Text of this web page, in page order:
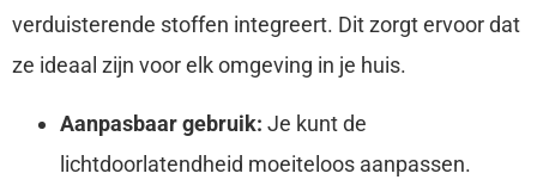
verduisterende stoffen integreert. Dit zorgt ervoor dat
ze ideaal zijn voor elk omgeving in je huis.
Aanpasbaar gebruik: Je kunt de
lichtdoorlatendheid moeiteloos aanpassen.